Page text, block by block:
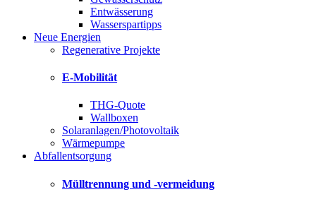
Entwässerung
Wasserspartipps
Neue Energien
Regenerative Projekte
E-Mobilität
THG-Quote
Wallboxen
Solaranlagen/Photovoltaik
Wärmepumpe
Abfallentsorgung
Mülltrennung und -vermeidung